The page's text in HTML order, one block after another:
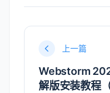
上一篇
Webstorm
解版安装教程